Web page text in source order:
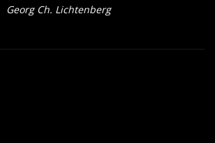
Georg Ch. Lichtenberg